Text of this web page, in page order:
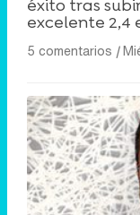
éxito tras
excelente 2,4
5 comentarios |